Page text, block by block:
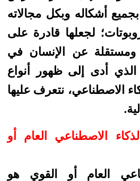
أشكاله وبكل مجالاته
لجعلها قادرة على
ومستقلة عن الإنسان في
الذي أدى إلى ظهور أنواع
الاصطناعي، نتعرف عليها
الاصطناعي العام أو
العام أو القوي هو